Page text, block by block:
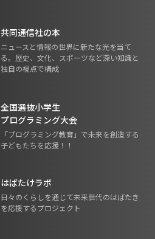
共同通信社の本
ニュースと情報の世界に新たな光を当て
る。歴史、文化、スポーツなど深い知識と
独自の視点で構成
全国選抜小学生
プログラミング大会
「プログラミング教育」で未来を創造する
子どもたちを応援！！
はばたけラボ
日々のくらしを通じて未来世代のはばたき
を応援するプロジェクト